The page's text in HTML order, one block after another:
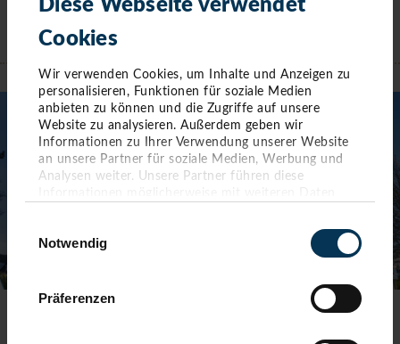
Diese Webseite verwendet
Cookies
Wir verwenden Cookies, um Inhalte und Anzeigen zu
personalisieren, Funktionen für soziale Medien
anbieten zu können und die Zugriffe auf unsere
Website zu analysieren. Außerdem geben wir
Informationen zu Ihrer Verwendung unserer Website
an unsere Partner für soziale Medien, Werbung und
Analysen weiter. Unsere Partner führen diese
sie im Rahmen Ihrer Nutzung der Dienste gesammelt
haben. Sie geben Einwilligung zu unseren Cookies,
Notwendig
Präferenzen